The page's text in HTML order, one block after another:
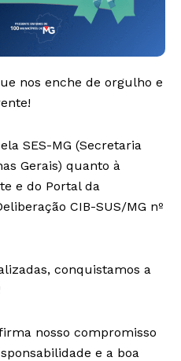
nos enche de orgulho e
SES-MG (Secretaria
Gerais) quanto à
e do Portal da
CIB-SUS/MG nº
conquistamos a
nosso compromisso
e a boa